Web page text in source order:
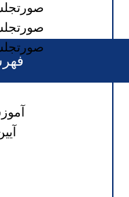
صورتجلسه ۷۷ – دوره
صورتجلسه ۷۶ – دوره
صورتجلسه ۷۵ – دوره